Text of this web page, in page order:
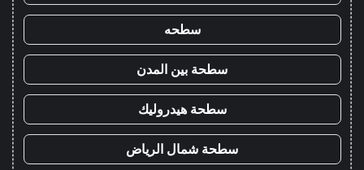
سطحه
سطحة بين المدن
سطحة هيدروليك
سطحة شمال الرياض